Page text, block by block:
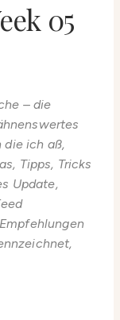
05
– die
die ich aß,
Tipps, Tricks
Update,